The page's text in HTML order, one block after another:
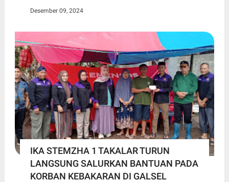
Desember 09, 2024
IKA STEMZHA 1 TAKALAR TURUN
LANGSUNG SALURKAN BANTUAN PADA
KORBAN KEBAKARAN DI GALSEL